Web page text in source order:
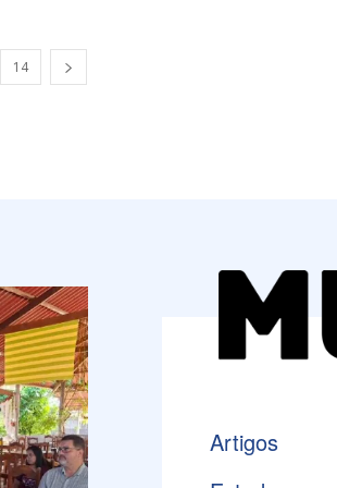
14
Artigos